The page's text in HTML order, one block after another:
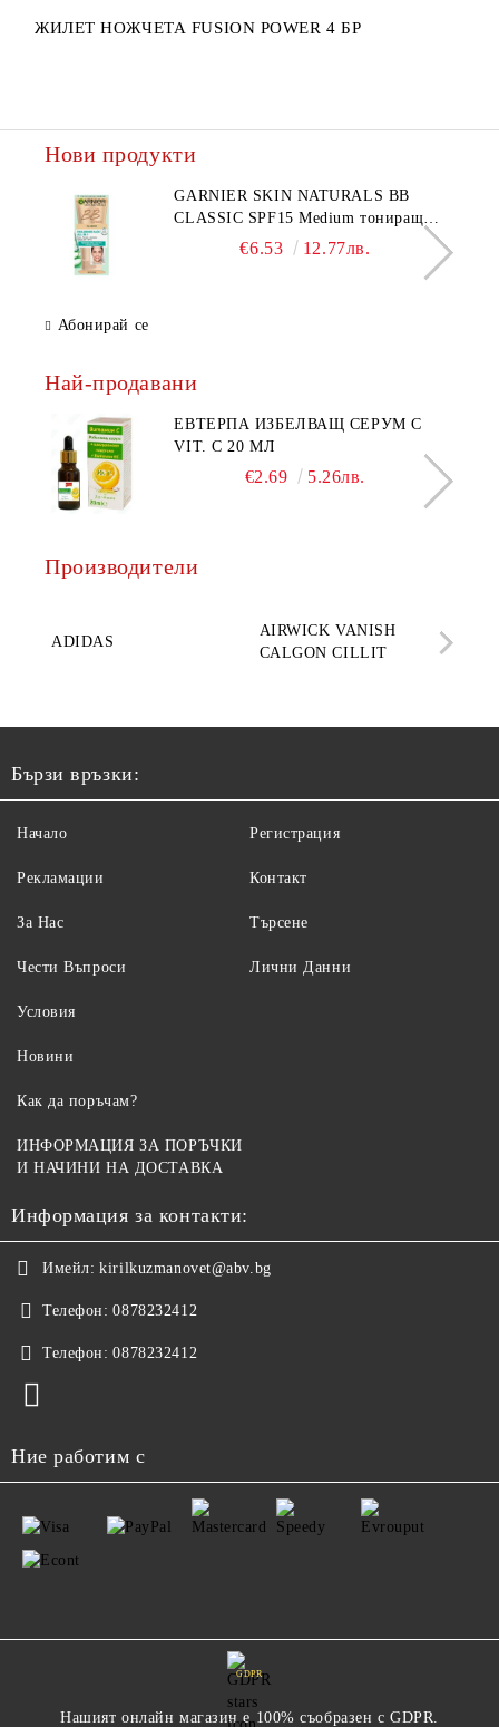
ЖИЛЕТ НОЖЧЕТА FUSION POWER 4 БР
Нови продукти
GARNIER SKIN NATURALS BB
CLASSIC SPF15 Medium тониращ
дневен крем за лице среден нюанс за
€6.53 12.77лв.
Абонирай се
Най-продавани
ЕВТЕРПА ИЗБЕЛВАЩ СЕРУМ С
VIT. C 20 МЛ
€2.69 5.26лв.
Производители
ADIDAS
AIRWICK VANISH
CALGON CILLIT
Бързи връзки:
Начало
Рекламации
За Нас
Чести Въпроси
Регистрация
Контакт
Търсене
Лични Данни
Условия
Новини
Как да поръчам?
ИНФОРМАЦИЯ ЗА ПОРЪЧКИ
И НАЧИНИ НА ДОСТАВКА
Информация за контакти:
Имейл: kirilkuzmanovet@abv.bg
Телефон: 0878232412
Телефон: 0878232412
Ние работим с
GDPR
Нашият онлайн магазин е 100% съобразен с GDPR.